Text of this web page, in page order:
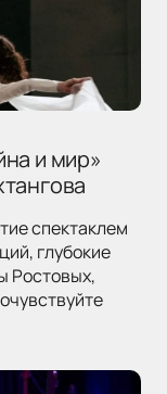
и мир»
спектаклем
глубокие
Ростовых,